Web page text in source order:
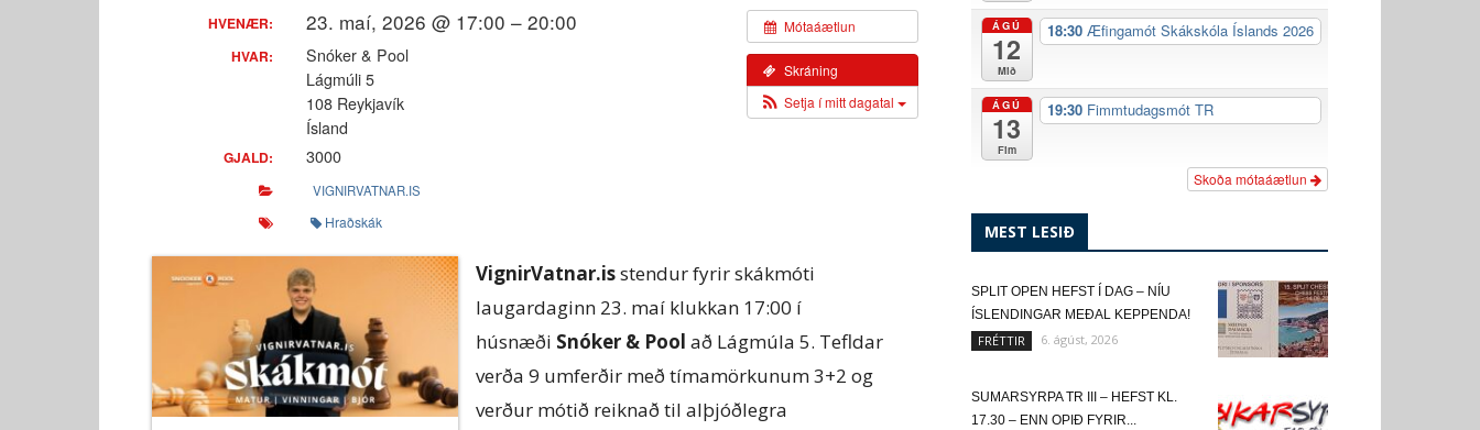
Mótaáætlun
Skráning
Setja í mitt dagatal
HVENÆR: 23. maí, 2026 @ 17:00 – 20:00
HVAR:
Snóker & Pool
Lágmúli 5
108 Reykjavík
Ísland
GJALD: 3000
VIGNIRVATNAR.IS
Hraðskák
VignirVatnar.isstendur fyrir skákmóti
laugardaginn 23. maí klukkan 17:00 í
húsnæði Snóker & Pool að Lágmúla 5. Tefldar
verða 9 umferðir með tímamörkunum 3+2 og
verður mótið reiknað til alþjóðlegra
ÁGÚ
12
Mið
18:30 Æfingamót Skákskóla Íslands 2026
ÁGÚ
13
Fim
19:30 Fimmtudagsmót TR
Skoða mótaáætlun
MEST LESIÐ
SPLIT OPEN HEFST Í DAG – NÍU
ÍSLENDINGAR MEÐAL KEPPENDA!
FRÉTTIR 6. ágúst, 2026
SUMARSYRPA TR III – HEFST KL.
17.30 – ENN OPIÐ FYRIR...